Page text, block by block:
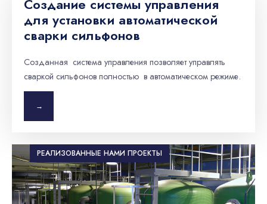
Создание системы управления
для установки автоматической
сварки сильфонов
Созданная система управления позволяет управлять
сваркой сильфонов полностью в автоматическом режиме.
→
РЕАЛИЗОВАННЫЕ НАМИ ПРОЕКТЫ